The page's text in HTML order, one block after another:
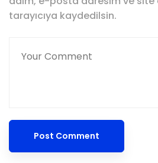
tarayıcıya kaydedilsin.